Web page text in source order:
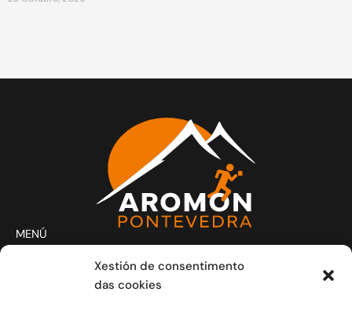
Xestión de consentimento
das cookies
MENÚ
Actividades